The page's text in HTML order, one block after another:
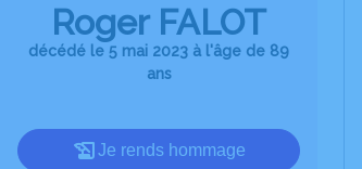
Roger FALOT
décédé le 5 mai 2023 à l'âge de 89
ans
Je rends hommage